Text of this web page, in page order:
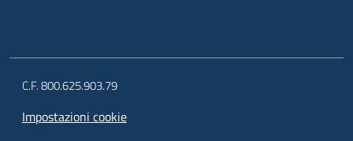
C.F. 800.625.903.79
Impostazioni cookie